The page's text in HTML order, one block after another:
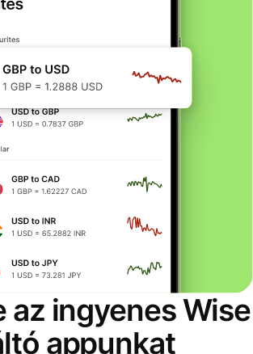
az ingyenes Wise
appunkat